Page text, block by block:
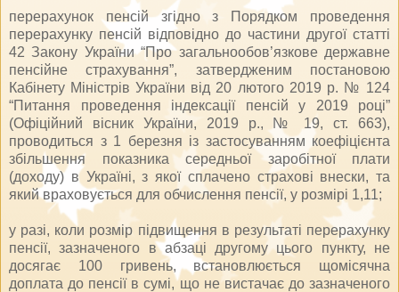
перерахунок пенсій згідно з Порядком проведення
перерахунку пенсій відповідно до частини другої статті
42 Закону України “Про загальнообов’язкове державне
пенсійне страхування”, затвердженим постановою
Кабінету Міністрів України від 20 лютого 2019 р. № 124
“Питання проведення індексації пенсій у 2019 році”
(Офіційний вісник України, 2019 р., № 19, ст. 663),
проводиться з 1 березня із застосуванням коефіцієнта
збільшення показника середньої заробітної плати
(доходу) в Україні, з якої сплачено страхові внески, та
який враховується для обчислення пенсії, у розмірі 1,11;
у разі, коли розмір підвищення в результаті перерахунку
пенсії, зазначеного в абзаці другому цього пункту, не
досягає 100 гривень, встановлюється щомісячна
доплата до пенсії в сумі, що не вистачає до зазначеного